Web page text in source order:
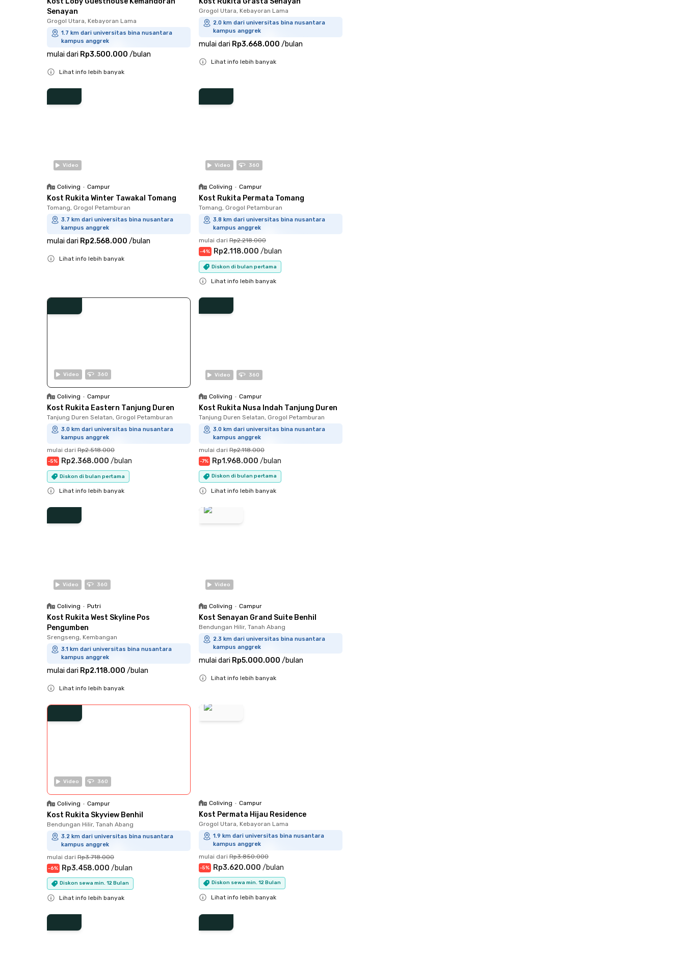
Senayan
Grogol Utara, Kebayoran Lama
1.7 km dari universitas bina nusantara
kampus anggrek
mulai dari Rp3.500.000 /bulan
Lihat info lebih banyak
Grogol Utara, Kebayoran Lama
2.0 km dari universitas bina nusantara
kampus anggrek
mulai dari Rp3.668.000 /bulan
Lihat info lebih banyak
Video
Coliving • Campur
Kost Rukita Winter Tawakal Tomang
Tomang, Grogol Petamburan
3.7 km dari universitas bina nusantara
kampus anggrek
mulai dari Rp2.568.000 /bulan
Lihat info lebih banyak
Video 360
Coliving • Campur
Kost Rukita Permata Tomang
Tomang, Grogol Petamburan
3.8 km dari universitas bina nusantara
kampus anggrek
mulai dari Rp2.218.000
-4% Rp2.118.000 /bulan
Diskon di bulan pertama
Lihat info lebih banyak
Video 360
Coliving • Campur
Kost Rukita Eastern Tanjung Duren
Tanjung Duren Selatan, Grogol Petamburan
3.0 km dari universitas bina nusantara
kampus anggrek
mulai dari Rp2.518.000
-5% Rp2.368.000 /bulan
Diskon di bulan pertama
Lihat info lebih banyak
Video 360
Coliving • Campur
Kost Rukita Nusa Indah Tanjung Duren
Tanjung Duren Selatan, Grogol Petamburan
3.0 km dari universitas bina nusantara
kampus anggrek
mulai dari Rp2.118.000
-7% Rp1.968.000 /bulan
Diskon di bulan pertama
Lihat info lebih banyak
Video 360
Coliving • Putri
Kost Rukita West Skyline Pos
Pengumben
Srengseng, Kembangan
3.1 km dari universitas bina nusantara
kampus anggrek
mulai dari Rp2.118.000 /bulan
Lihat info lebih banyak
Video
Coliving • Campur
Kost Senayan Grand Suite Benhil
Bendungan Hilir, Tanah Abang
2.3 km dari universitas bina nusantara
kampus anggrek
mulai dari Rp5.000.000 /bulan
Lihat info lebih banyak
Video 360
Coliving • Campur
Kost Rukita Skyview Benhil
Bendungan Hilir, Tanah Abang
3.2 km dari universitas bina nusantara
kampus anggrek
mulai dari Rp3.718.000
-6% Rp3.458.000 /bulan
Diskon sewa min. 12 Bulan
Lihat info lebih banyak
Coliving • Campur
Kost Permata Hijau Residence
Grogol Utara, Kebayoran Lama
1.9 km dari universitas bina nusantara
kampus anggrek
mulai dari Rp3.850.000
-5% Rp3.620.000 /bulan
Diskon sewa min. 12 Bulan
Lihat info lebih banyak